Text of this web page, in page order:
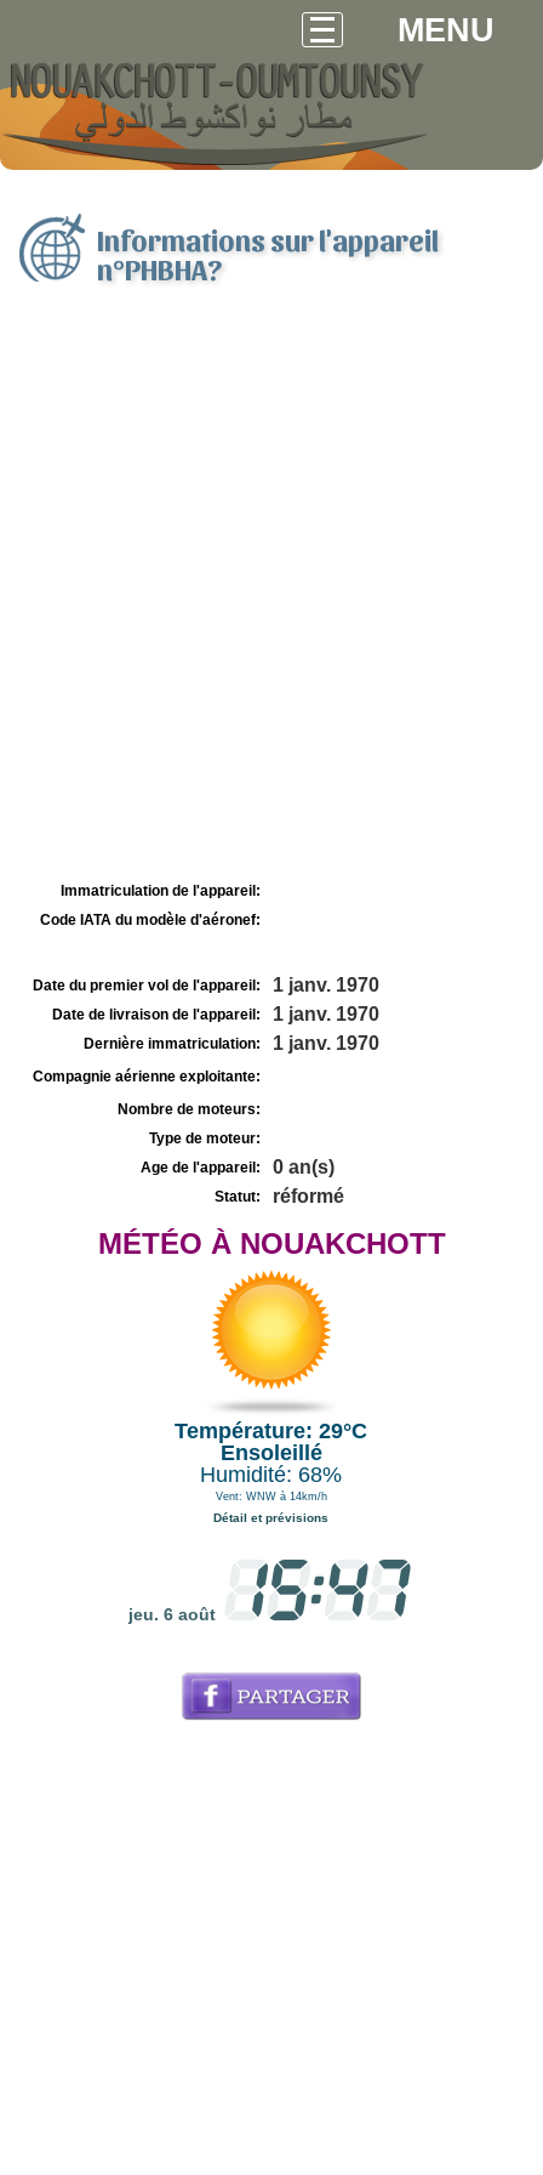
MENU
Informations sur l'appareil
n°PHBHA?
Immatriculation de l'appareil:
Code IATA du modèle d'aéronef:
Date du premier vol de l'appareil: 1 janv. 1970
Date de livraison de l'appareil: 1 janv. 1970
Dernière immatriculation: 1 janv. 1970
Compagnie aérienne exploitante:
Nombre de moteurs:
Type de moteur:
Age de l'appareil:
0 an(s)
Statut: réformé
MÉTÉO À NOUAKCHOTT
Température: 29°C
Ensoleillé
Humidité: 68%
Vent: WNW à 14km/h
Détail et prévisions
jeu. 6 août